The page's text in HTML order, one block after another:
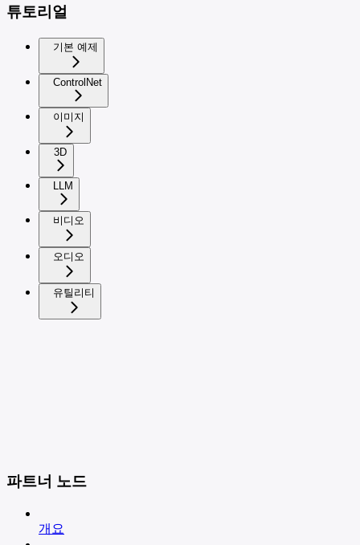
튜토리얼
기본 예제
ControlNet
이미지
3D
LLM
비디오
오디오
유틸리티
파트너 노드
개요